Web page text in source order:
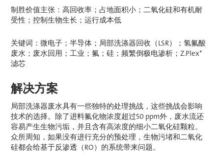
制胜价值主张：高回收率；占地面积小；二氧化硅和有机耐
受性；控制生物生长；运行成本低
关键词：微电子；半导体；局部洗涤器回收（LSR）；氢氟酸
废水；废水回用；工业；氟；硅；频繁倒极电渗析；Z.Plex*
滤芯
解决方案
局部洗涤器废水具有一些独特的处理挑战，这些挑战会影响
技术的选择。除了进料氟化物浓度超过50 ppm外，废水流还
容易产生生物污垢，并且含有高浓度的细小二氧化硅颗粒。
众所周知，如果没有进行充分的预处理，生物污堵和二氧化
硅都会给基于反渗透（RO）的系统带来问题。